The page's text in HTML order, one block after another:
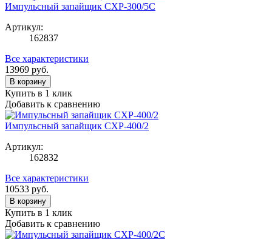
Импульсный запайщик CXP-300/5C
Артикул:
162837
Все характеристики
13969 руб.
В корзину
Купить в 1 клик
Добавить к сравнению
Импульсный запайщик CXP-400/2
Артикул:
162832
Все характеристики
10533 руб.
В корзину
Купить в 1 клик
Добавить к сравнению